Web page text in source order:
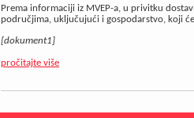
Prema informaciji iz MVEP-a, u privitku
područjima, uključujući i gospodarstvo, koji
[dokument1]
pročitajte više